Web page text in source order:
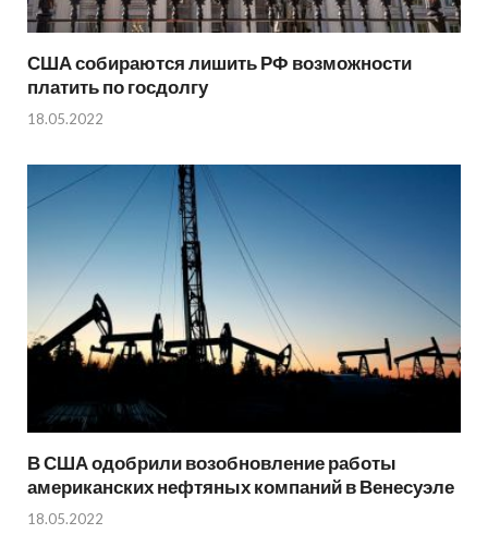
США собираются лишить РФ возможности
платить по госдолгу
18.05.2022
В США одобрили возобновление работы
американских нефтяных компаний в Венесуэле
18.05.2022